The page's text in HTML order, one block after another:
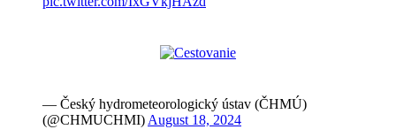
— Český hydrometeorologický ústav (ČHMÚ)
(@CHMUCHMI) August 18, 2024